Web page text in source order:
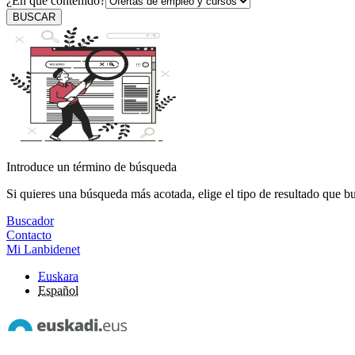
BUSCAR
Introduce un término de búsqueda
Si quieres una búsqueda más acotada, elige el tipo de resultado que
Buscador
Contacto
Mi Lanbidenet
Euskara
Español